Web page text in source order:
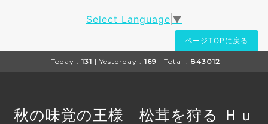
Select Language ▼
ページTOPに戻る
Today : 131 | Yesterday : 169 | Total : 843012
秋の味覚の王様 松茸を狩る Ｈｕ